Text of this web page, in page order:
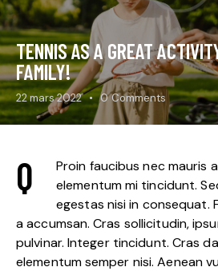
TENNIS AS A GREAT
FAMILY!
22 mars 2022 0 Comments
Q
Proin faucibus nec mauris
elementum mi tincidunt.
egestas nisi in consequat.
a accumsan. Cras sollicitudin,
pulvinar. Integer tincidunt. Cras
elementum semper nisi. Aenean